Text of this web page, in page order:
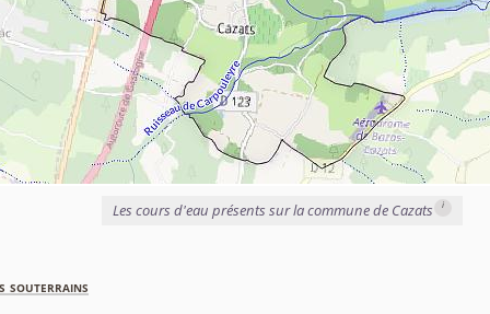
Les cours d'eau présents sur la commune de Cazats i
souterrains